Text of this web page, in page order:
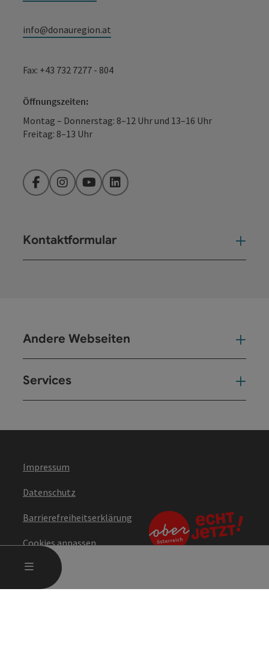
MENÜ
info@donauregion.at
Fax: +43 732 7277 - 804
Öffnungszeiten:
Montag – Donnerstag: 8–12 Uhr und 13–16 Uhr
Freitag: 8–13 Uhr
FacebookInstagramYouTubeLinkedIn
Kontaktformular
Andere Webseiten
Services
Impressum
Datenschutz
Barrierefreiheitserklärung
Cookies anpassen